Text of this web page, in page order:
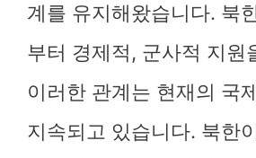
계를 유지해왔습니다. 북
부터 경제적, 군사적 지원
이러한 관계는 현재의 국
지속되고 있습니다. 북한